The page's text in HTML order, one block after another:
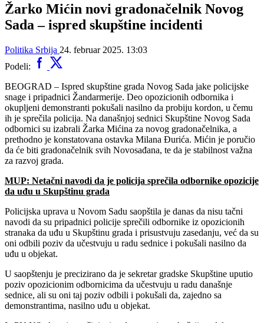
Žarko Mićin novi gradonačelnik Novog
Sada – ispred skupštine incidenti
Politika Srbija 24. februar 2025. 13:03
Podeli:
BEOGRAD – Ispred skupštine grada Novog Sada jake policijske
snage i pripadnici Žandarmerije. Deo opozicionih odbornika i
okupljeni demonstranti pokušali nasilno da probiju kordon, u čemu
ih je sprečila policija. Na današnjoj sednici Skupštine Novog Sada
odbornici su izabrali Žarka Mićina za novog gradonačelnika, a
prethodno je konstatovana ostavka Milana Đurića. Mićin je poručio
da će biti gradonačelnik svih Novosađana, te da je stabilnost važna
za razvoj grada.
MUP: Netačni navodi da je policija sprečila odbornike opozicije
da uđu u Skupštinu grada
Policijska uprava u Novom Sadu saopštila je danas da nisu tačni
navodi da su pripadnici policije sprečili odbornike iz opozicionih
stranaka da uđu u Skupštinu grada i prisustvuju zasedanju, već da su
oni odbili poziv da učestvuju u radu sednice i pokušali nasilno da
uđu u objekat.
U saopštenju je precizirano da je sekretar gradske Skupštine uputio
poziv opozicionim odbornicima da učestvuju u radu današnje
sednice, ali su oni taj poziv odbili i pokušali da, zajedno sa
demonstrantima, nasilno uđu u objekat.